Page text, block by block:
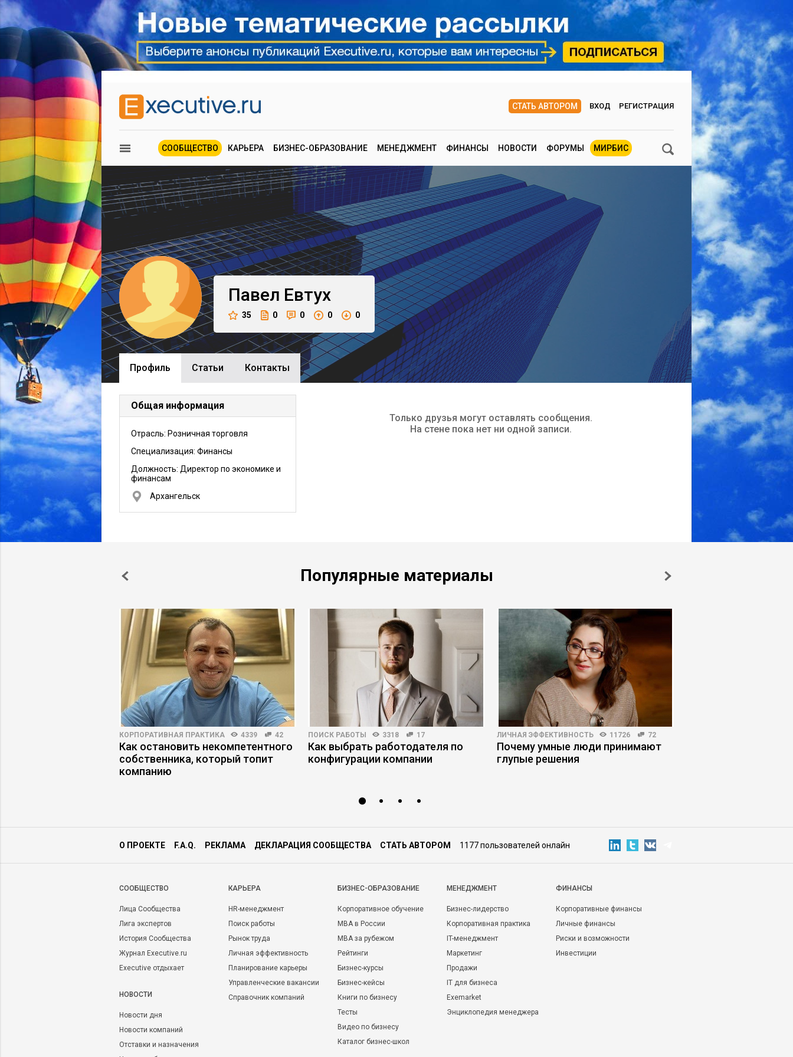
СТАТЬ АВТОРОМ ВХОД РЕГИСТРАЦИЯ
СООБЩЕСТВО КАРЬЕРА БИЗНЕС-ОБРАЗОВАНИЕ МЕНЕДЖМЕНТ ФИНАНСЫ НОВОСТИ ФОРУМЫ МИРБИС
Павел Евтух
35 0 0 0 0
Профиль Cтатьи Контакты
Общая информация
Отрасль: Розничная торговля
Специализация: Финансы
Должность: Директор по экономике и
финансам
Архангельск
Только друзья могут оставлять сообщения.
На стене пока нет ни одной записи.
Популярные материалы
КОРПОРАТИВНАЯ ПРАКТИКА 4339 42
Как остановить некомпетентного
собственника, который топит
компанию
ПОИСК РАБОТЫ 3318 17
Как выбрать работодателя по
конфигурации компании
ЛИЧНАЯ ЭФФЕКТИВНОСТЬ 11726 72
Почему умные люди принимают
глупые решения
О ПРОЕКТЕ F.A.Q. РЕКЛАМА ДЕКЛАРАЦИЯ СООБЩЕСТВА СТАТЬ АВТОРОМ 1177 пользователей онлайн
CООБЩЕСТВО
Лица Сообщества
Лига экспертов
История Сообщества
Журнал Executive.ru
Executive отдыхает
НОВОСТИ
Новости дня
Новости компаний
Отставки и назначения
КАРЬЕРА
HR-менеджмент
Поиск работы
Рынок труда
Личная эффективность
Планирование карьеры
Управленческие вакансии
Справочник компаний
БИЗНЕС-ОБРАЗОВАНИЕ
Корпоративное обучение
MBA в России
MBA за рубежом
Рейтинги
Бизнес-курсы
Бизнес-кейсы
Книги по бизнесу
Тесты
Видео по бизнесу
Каталог бизнес-школ
МЕНЕДЖМЕНТ
Бизнес-лидерство
Корпоративная практика
IT-менеджмент
Маркетинг
Продажи
IT для бизнеса
Exemarket
Энциклопедия менеджера
ФИНАНСЫ
Корпоративные финансы
Личные финансы
Риски и возможности
Инвестиции